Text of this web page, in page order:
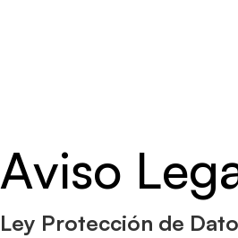
Aviso Leg
Ley Protección de